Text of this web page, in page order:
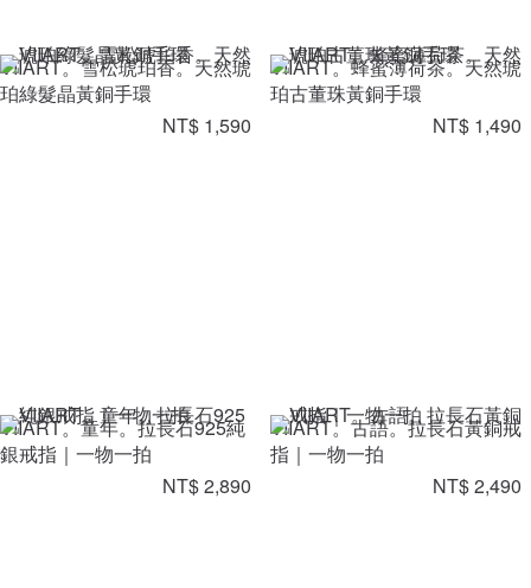
VIIART。雪松琥珀香。天然琥
珀綠髮晶黃銅手環
NT$ 1,590
VIIART。蜂蜜薄荷茶。天然琥
珀古董珠黃銅手環
NT$ 1,490
VIIART。童年。拉長石925純
銀戒指｜一物一拍
NT$ 2,890
VIIART。古語。拉長石黃銅戒
指｜一物一拍
NT$ 2,490